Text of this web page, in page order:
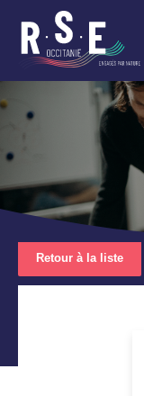
contenu
Retour à la liste